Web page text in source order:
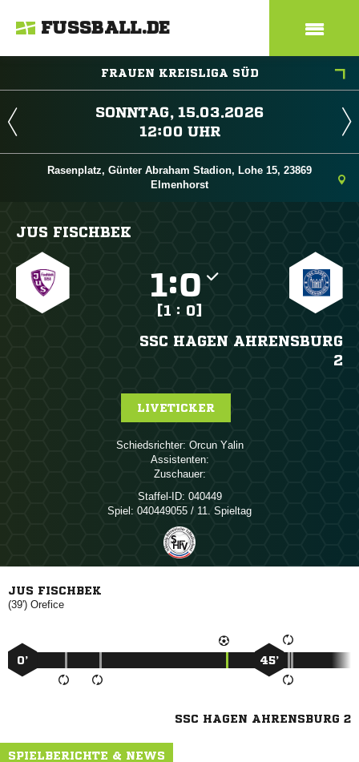
FUSSBALL.DE
FRAUEN KREISLIGA SÜD
 
 
Rasenplatz, Günter Abraham Stadion, Lohe 15, 23869
Elmenhorst
JUS FISCHBEK
:
[1 : 0]
SSC HAGEN AHRENSBURG
2
LIVETICKER
Schiedsrichter:  
Assistenten:
Zuschauer:
Staffel-ID: 040449
Spiel: 040449055 / 11. Spieltag
JUS FISCHBEK
(39') 
0’ 45’
SSC HAGEN AHRENSBURG 2
SPIELBERICHTE & NEWS